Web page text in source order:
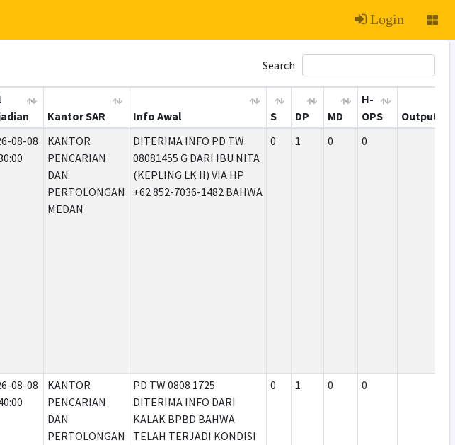
Login
Search:
Kantor SAR Info Awal S DP MD
H-
OPS
Output
08-08
KANTOR
PENCARIAN
DAN
PERTOLONGAN
MEDAN
DITERIMA INFO PD TW
08081455 G DARI IBU NITA
(KEPLING LK II) VIA HP
+62 852-7036-1482 BAHWA
0 1 0 0
08-08
KANTOR
PENCARIAN
DAN
PERTOLONGAN
PD TW 0808 1725
DITERIMA INFO DARI
KALAK BPBD BAHWA
TELAH TERJADI KONDISI
0 1 0 0